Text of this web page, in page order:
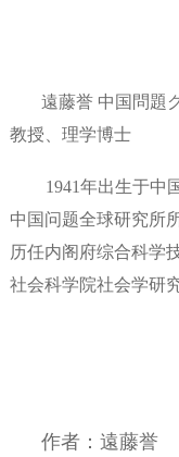
遠藤誉 中国問題
教授、理学博士
1941年出生于中
中国问题全球研究所
历任内阁府综合科学
社会科学院社会学研
作者：遠藤誉